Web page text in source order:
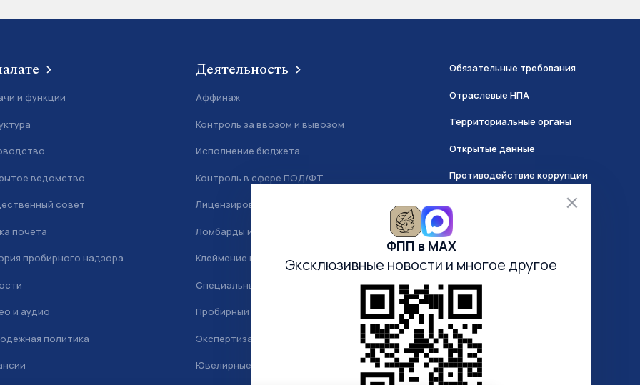
и функции
ведомство
совет
почета
пробирного надзора
и аудио
политика
Деятельность
Аффинаж
Контроль за ввозом и вывозом
Исполнение бюджета
Контроль в сфере ПОД/ФТ
Лицензирование
Ломбарды и скупка
Клеймение и маркировка
Специальный учет
Пробирный надзор
Экспертиза
Ювелирные камни
Обязательные требования
Отраслевые НПА
Территориальные органы
Открытые данные
Противодействие коррупции
О системе ГИИС ДМДК
Анкетирование
Электронная очередь
ФПП в МАХ
Эксклюзивные новости и многое другое